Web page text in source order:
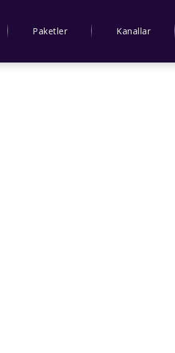
Paketler Kanallar